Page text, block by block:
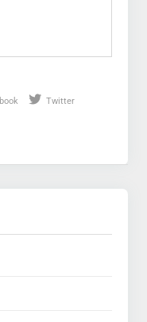
Twitter